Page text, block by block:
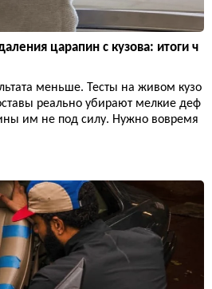
царапин с кузова: итоги ч
меньше. Тесты на живом кузо
реально убирают мелкие деф
им не под силу. Нужно вовремя